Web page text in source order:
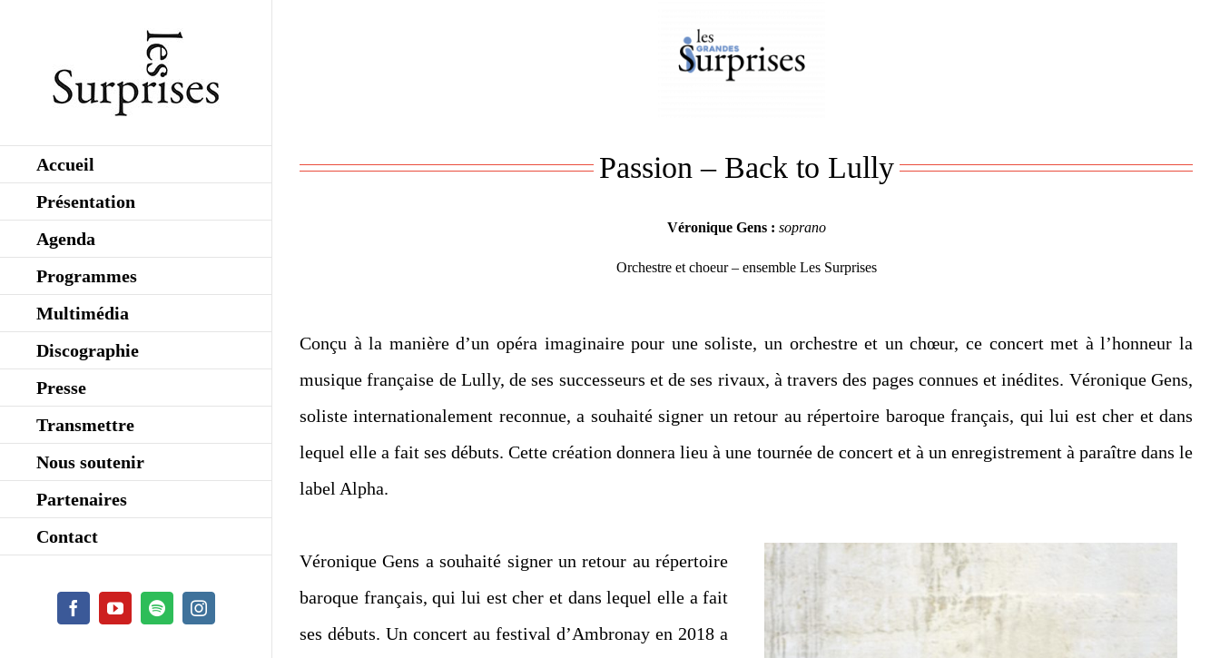
Accueil
Présentation
Agenda
Programmes
Multimédia
Discographie
Presse
Transmettre
Nous soutenir
Partenaires
Contact
FacebookYouTubeSpotifyInstagram
Passion – Back to Lully
Véronique Gens : soprano
Orchestre et choeur – ensemble Les Surprises
Conçu à la manière d’un opéra imaginaire pour une soliste, un orchestre et un chœur, ce concert met à l’honneur la
musique française de Lully, de ses successeurs et de ses rivaux, à travers des pages connues et inédites. Véronique Gens,
soliste internationalement reconnue, a souhaité signer un retour au répertoire baroque français, qui lui est cher et dans
lequel elle a fait ses débuts. Cette création donnera lieu à une tournée de concert et à un enregistrement à paraître dans le
label Alpha.
Véronique Gens a souhaité signer un retour au répertoire
baroque français, qui lui est cher et dans lequel elle a fait
ses débuts. Un concert au festival d’Ambronay en 2018 a